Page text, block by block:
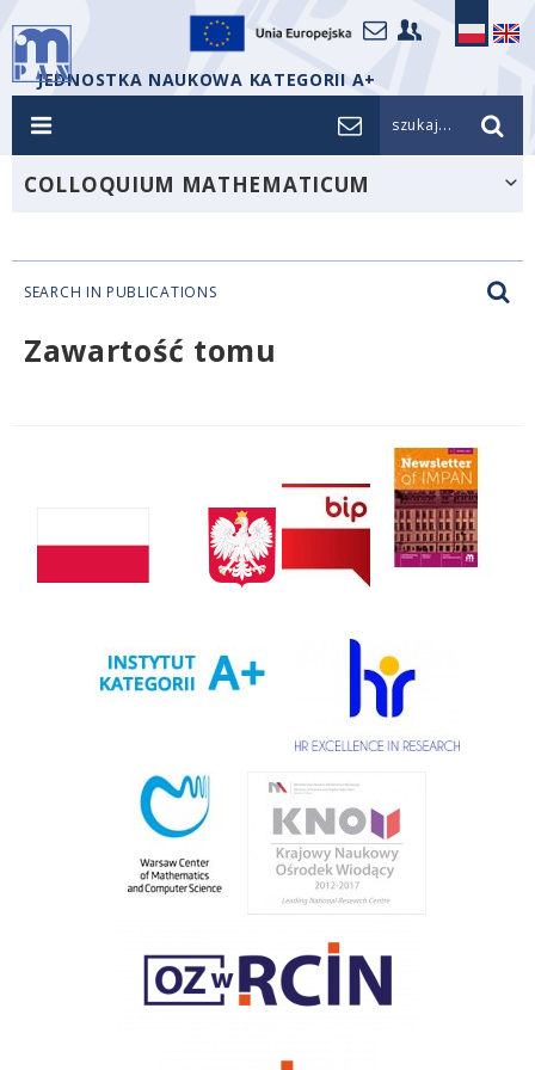
JEDNOSTKA NAUKOWA KATEGORII A+
szukaj...
COLLOQUIUM MATHEMATICUM
SEARCH IN PUBLICATIONS
Zawartość tomu